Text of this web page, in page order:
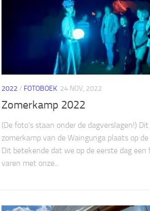
2022 / FOTOBOEK 24 NOV, 2022
Zomerkamp 2022
(De foto’s staan onder de dagverslagen!)
zomerkamp van de Waingunga plaats op
Dit betekende dat we op de eerste dag
varen met onze...